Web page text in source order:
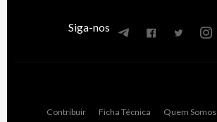
Siga-nos
Contribuir Ficha Técnica Quem Somos